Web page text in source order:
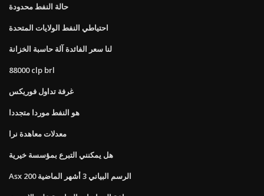
حالة النفط محدودة
احتياطي النفط الولايات المتحدة
لنا سعر الفائدة آلة حاسبة الخزانة
88000 clp brl
غرفة تداول فوريكس
هو النفط موردا متجددا
معدلات معاهدة نرا
هل يمكنني التبرع بمؤسسة خيرية
Asx 200 الرسم البياني 3 أشهر الماضية